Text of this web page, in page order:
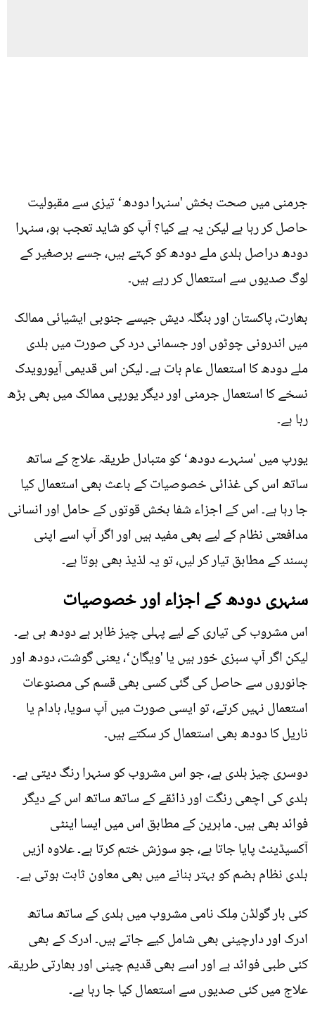
جرمنی میں صحت بخش 'سنہرا دودھ‘ تیزی سے مقبولیت
حاصل کر رہا ہے لیکن یہ ہے کیا؟ آپ کو شاید تعجب ہو، سنہرا
دودھ دراصل ہلدی ملے دودھ کو کہتے ہیں، جسے برصغیر کے
لوگ صدیوں سے استعمال کر رہے ہیں۔
بھارت، پاکستان اور بنگلہ دیش جیسے جنوبی ایشیائی ممالک
میں اندرونی چوٹوں اور جسمانی درد کی صورت میں ہلدی
ملے دودھ کا استعمال عام بات ہے۔ لیکن اس قدیمی آیورویدک
نسخے کا استعمال جرمنی اور دیگر یورپی ممالک میں بھی بڑھ
رہا ہے۔
یورپ میں 'سنہرے دودھ‘ کو متبادل طریقہ علاج کے ساتھ
ساتھ اس کی غذائی خصوصیات کے باعث بھی استعمال کیا
جا رہا ہے۔ اس کے اجزاء شفا بخش قوتوں کے حامل اور انسانی
مدافعتی نظام کے لیے بھی مفید ہیں اور اگر آپ اسے اپنی
پسند کے مطابق تیار کر لیں، تو یہ لذیذ بھی ہوتا ہے۔
سنہری دودھ کے اجزاء اور خصوصیات
اس مشروب کی تیاری کے لیے پہلی چیز ظاہر ہے دودھ ہی ہے۔
لیکن اگر آپ سبزی خور ہیں یا 'ویگان‘، یعنی گوشت، دودھ اور
جانوروں سے حاصل کی گئی کسی بھی قسم کی مصنوعات
استعمال نہیں کرتے، تو ایسی صورت میں آپ سویا، بادام یا
ناریل کا دودھ بھی استعمال کر سکتے ہیں۔
دوسری چیز ہلدی ہے، جو اس مشروب کو سنہرا رنگ دیتی ہے۔
ہلدی کی اچھی رنگت اور ذائقے کے ساتھ ساتھ اس کے دیگر
فوائد بھی ہیں۔ ماہرین کے مطابق اس میں ایسا اینٹی
آکسیڈینٹ پایا جاتا ہے، جو سوزش ختم کرتا ہے۔ علاوہ ازیں
ہلدی نظام ہضم کو بہتر بنانے میں بھی معاون ثابت ہوتی ہے۔
کئی بار گولڈن مِلک نامی مشروب میں ہلدی کے ساتھ ساتھ
ادرک اور دارچینی بھی شامل کیے جاتے ہیں۔ ادرک کے بھی
کئی طبی فوائد ہے اور اسے بھی قدیم چینی اور بھارتی طریقہ
علاج میں کئی صدیوں سے استعمال کیا جا رہا ہے۔